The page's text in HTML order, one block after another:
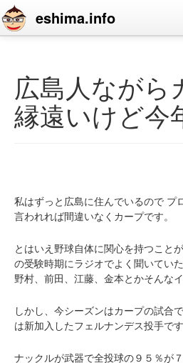
eshima.info
blog
profile
contact
広島人ながら
縁遠いけど今
私はずっと広島に住んでいるので プ
言われれば間違いなくカープです。
とはいえ野球自体に関心を持つことが
の受験時期にラジオでよく聞いてい
野村、前田、江藤、金本とかそんなイ
しかし、今シーズンはカープの試合
は新加入したフェルナンデス投手です
ナックルが武器で全投球の９５％が